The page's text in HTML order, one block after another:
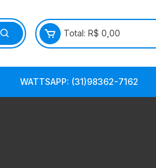
Total: R$ 0,00
WATTSAPP: (31)98362-7162